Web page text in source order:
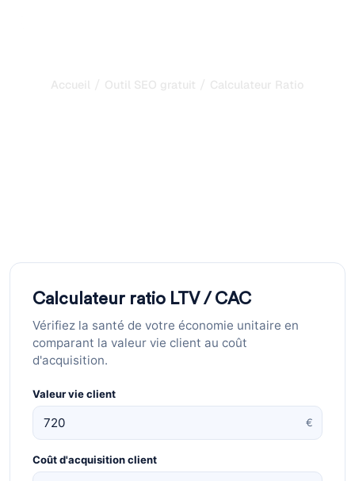
Accueil / Outil SEO gratuit / Calculateur Ratio LTV CAC
Calculateur ratio LTV / CAC
Vérifiez la santé de votre économie unitaire en
comparant la valeur vie client au coût
d'acquisition.
Valeur vie client
€
Coût d'acquisition client